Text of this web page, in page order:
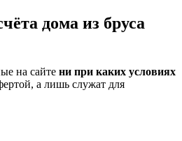
дома из бруса
на сайте ни при каких условиях
а лишь служат для